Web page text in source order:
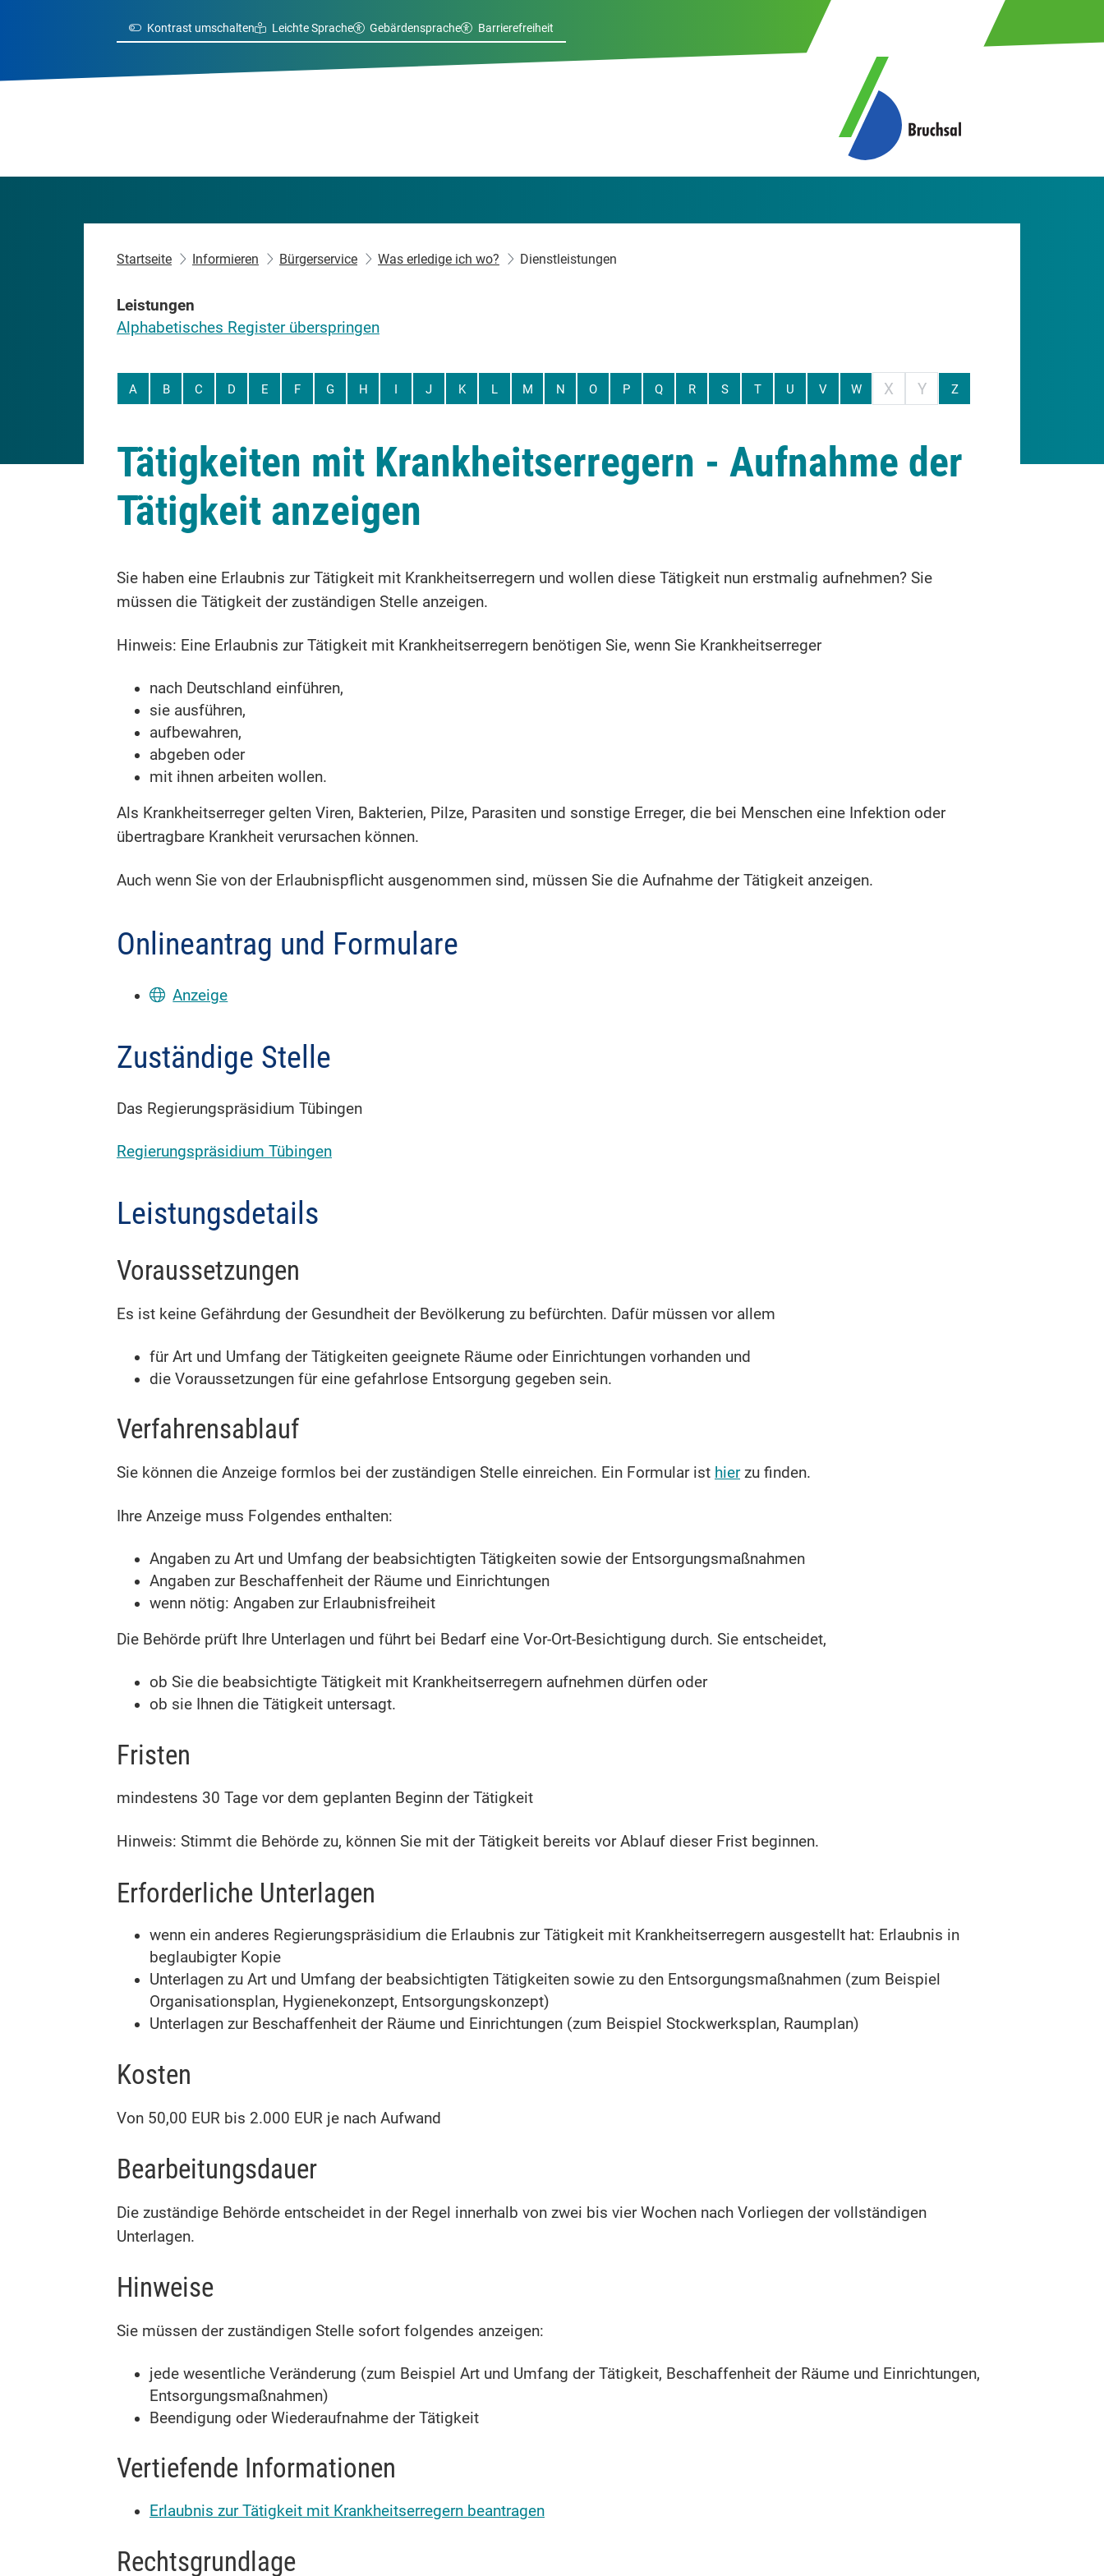
Kontrast umschalten Leichte Sprache Gebärdensprache Barrierefreiheit
Startseite Informieren Bürgerservice Was erledige ich wo? Dienstleistungen
Leistungen
Alphabetisches Register überspringen
A B C D E F G H I J K L M N O P Q R S T U V W X Y Z
Tätigkeiten mit Krankheitserregern - Aufnahme der
Tätigkeit anzeigen
Sie haben eine Erlaubnis zur Tätigkeit mit Krankheitserregern und wollen diese Tätigkeit nun erstmalig aufnehmen? Sie
müssen die Tätigkeit der zuständigen Stelle anzeigen.
Hinweis: Eine Erlaubnis zur Tätigkeit mit Krankheitserregern benötigen Sie, wenn Sie Krankheitserreger
nach Deutschland einführen,
sie ausführen,
aufbewahren,
abgeben oder
mit ihnen arbeiten wollen.
Als Krankheitserreger gelten Viren, Bakterien, Pilze, Parasiten und sonstige Erreger, die bei Menschen eine Infektion oder
übertragbare Krankheit verursachen können.
Auch wenn Sie von der Erlaubnispflicht ausgenommen sind, müssen Sie die Aufnahme der Tätigkeit anzeigen.
Onlineantrag und Formulare
Anzeige
Zuständige Stelle
Das Regierungspräsidium Tübingen
Regierungspräsidium Tübingen
Leistungsdetails
Voraussetzungen
Es ist keine Gefährdung der Gesundheit der Bevölkerung zu befürchten. Dafür müssen vor allem
für Art und Umfang der Tätigkeiten geeignete Räume oder Einrichtungen vorhanden und
die Voraussetzungen für eine gefahrlose Entsorgung gegeben sein.
Verfahrensablauf
Sie können die Anzeige formlos bei der zuständigen Stelle einreichen. Ein Formular ist hierzu finden.
Ihre Anzeige muss Folgendes enthalten:
Angaben zu Art und Umfang der beabsichtigten Tätigkeiten sowie der Entsorgungsmaßnahmen
Angaben zur Beschaffenheit der Räume und Einrichtungen
wenn nötig: Angaben zur Erlaubnisfreiheit
Die Behörde prüft Ihre Unterlagen und führt bei Bedarf eine Vor-Ort-Besichtigung durch. Sie entscheidet,
ob Sie die beabsichtigte Tätigkeit mit Krankheitserregern aufnehmen dürfen oder
ob sie Ihnen die Tätigkeit untersagt.
Fristen
mindestens 30 Tage vor dem geplanten Beginn der Tätigkeit
Hinweis: Stimmt die Behörde zu, können Sie mit der Tätigkeit bereits vor Ablauf dieser Frist beginnen.
Erforderliche Unterlagen
wenn ein anderes Regierungspräsidium die Erlaubnis zur Tätigkeit mit Krankheitserregern ausgestellt hat: Erlaubnis in
beglaubigter Kopie
Unterlagen zu Art und Umfang der beabsichtigten Tätigkeiten sowie zu den Entsorgungsmaßnahmen (zum Beispiel
Organisationsplan, Hygienekonzept, Entsorgungskonzept)
Unterlagen zur Beschaffenheit der Räume und Einrichtungen (zum Beispiel Stockwerksplan, Raumplan)
Kosten
Von 50,00 EUR bis 2.000 EUR je nach Aufwand
Bearbeitungsdauer
Die zuständige Behörde entscheidet in der Regel innerhalb von zwei bis vier Wochen nach Vorliegen der vollständigen
Unterlagen.
Hinweise
Sie müssen der zuständigen Stelle sofort folgendes anzeigen:
jede wesentliche Veränderung (zum Beispiel Art und Umfang der Tätigkeit, Beschaffenheit der Räume und Einrichtungen,
Entsorgungsmaßnahmen)
Beendigung oder Wiederaufnahme der Tätigkeit
Vertiefende Informationen
Erlaubnis zur Tätigkeit mit Krankheitserregern beantragen
Rechtsgrundlage